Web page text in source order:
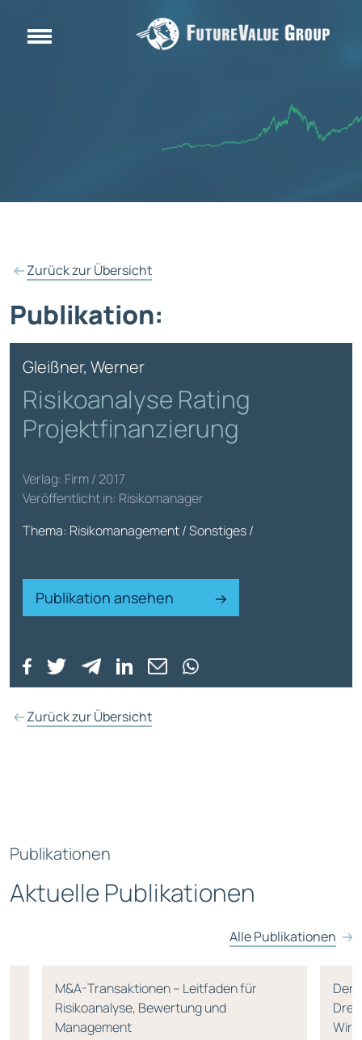
Zurück zur Übersicht
Publikation:
Gleißner, Werner
Risikoanalyse Rating
Projektfinanzierung
Verlag: Firm / 2017
Veröffentlicht in: Risikomanager
Thema: Risikomanagement / Sonstiges /
Publikation ansehen
Zurück zur Übersicht
Publikationen
Aktuelle Publikationen
Alle Publikationen
M&A-Transaktionen – Leitfaden für
Risikoanalyse, Bewertung und
Management
Der